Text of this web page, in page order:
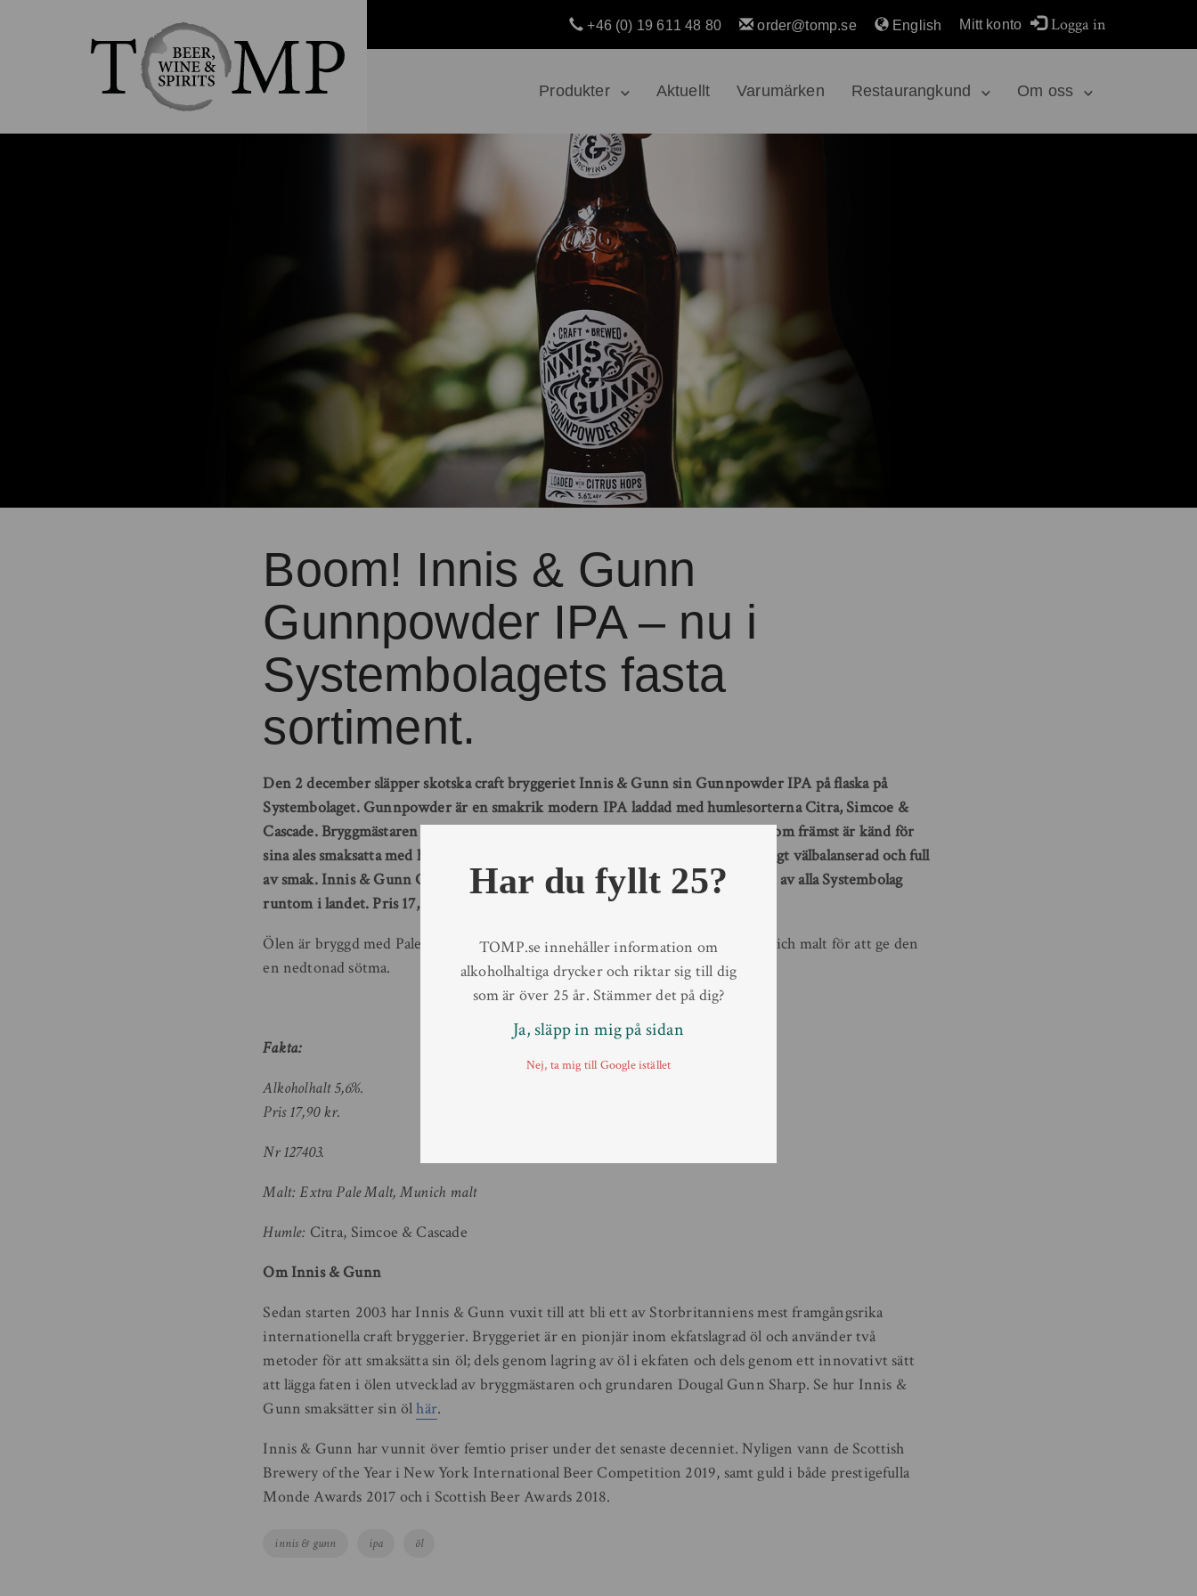
Produkter Aktuellt Varumärken Restaurangkund Om oss
+46 (0) 19 611 48 80 order@tomp.se English Mitt konto Logga in
Boom! Innis & Gunn
Gunnpowder IPA – nu i
Systembolagets fasta
sortiment.
Den 2 december släpper skotska craft bryggeriet Innis & Gunn sin Gunnpowder IPA på flaska på
Systembolaget. Gunnpowder är en smakrik modern IPA laddad med humlesorterna Citra, Simcoe &
Cascade. Bryggmästaren och grundaren av Innis & Gunn Dougal Gunn Sharp, som främst är känd för
sina ales smaksatta med hjälp av ekfatslagring, har här skapat en IPA som är riktigt välbalanserad och full
av smak. Innis & Gunn Gunnpowder IPA kommer fylla hyllorna på större delen av alla Systembolag
runtom i landet. Pris 17,90 kr. 33 cl flaska. Nr 127403.
Ölen är bryggd med Pale Ale malt och Dougal Gunn Sharp har även tillsatt Munich malt för att ge den
en nedtonad sötma.
Fakta:
Alkoholhalt 5,6%.
Pris 17,90 kr.
Nr 127403.
Malt: Extra Pale Malt, Munich malt
Humle: Citra, Simcoe & Cascade
Om Innis & Gunn
Sedan starten 2003 har Innis & Gunn vuxit till att bli ett av Storbritanniens mest framgångsrika
internationella craft bryggerier. Bryggeriet är en pionjär inom ekfatslagrad öl och använder två
metoder för att smaksätta sin öl; dels genom lagring av öl i ekfaten och dels genom ett innovativt sätt
att lägga faten i ölen utvecklad av bryggmästaren och grundaren Dougal Gunn Sharp. Se hur Innis &
Gunn smaksätter sin ölhär.
Innis & Gunn har vunnit över femtio priser under det senaste decenniet. Nyligen vann de Scottish
Brewery of the Year i New York International Beer Competition 2019, samt guld i både prestigefulla
Monde Awards 2017 och i Scottish Beer Awards 2018.
Tags
innis & gunn ipa öl
Har du fyllt 25?
TOMP.se innehåller information om
alkoholhaltiga drycker och riktar sig till dig
som är över 25 år. Stämmer det på dig?
Ja, släpp in mig på sidan
Nej, ta mig till Google istället